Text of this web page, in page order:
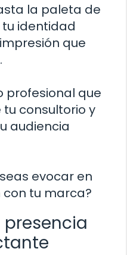
la paleta de
identidad
que
profesional que
consultorio y
audiencia
evocar en
tu marca?